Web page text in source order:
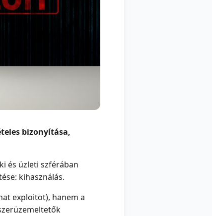
bizonyítása,
és üzleti szférában
kihasználás.
exploitot), hanem a